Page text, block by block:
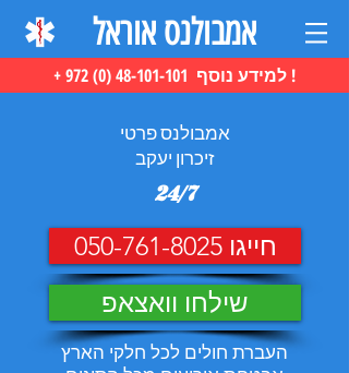
אמבולנס אוראל
+ 972 (0) 48-101-101 למידע נוסף !
אמבולנס פרטי
זיכרון יעקב
24/7
חייגו 050-761-8025
שילחו וואצאפ
העברת חולים לכל חלקי הארץ